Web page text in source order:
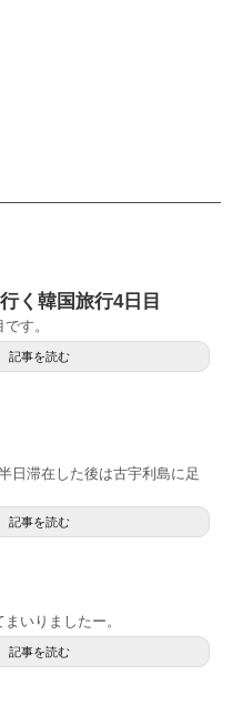
く韓国旅行4日目
す。
記事を読む
日滞在した後は古宇利島に足
記事を読む
いりましたー。
記事を読む